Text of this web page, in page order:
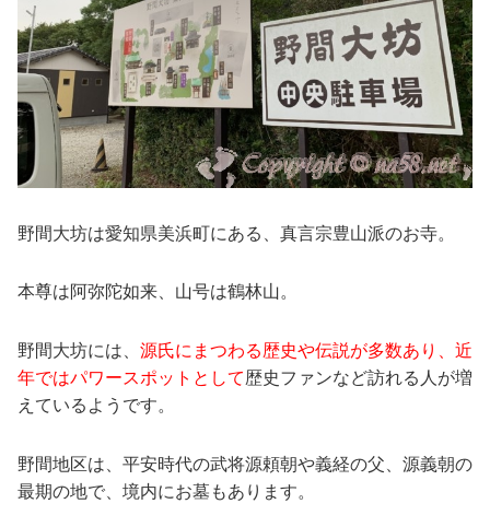
野間大坊は愛知県美浜町にある、真言宗豊山派のお寺。
本尊は阿弥陀如来、山号は鶴林山。
野間大坊には、 源氏にまつわる歴史や伝説が多数あり、近
年ではパワースポットとして歴史ファンなど訪れる人が増
えているようです。
野間地区は、平安時代の武将源頼朝や義経の父、源義朝の
最期の地で、境内にお墓もあります。